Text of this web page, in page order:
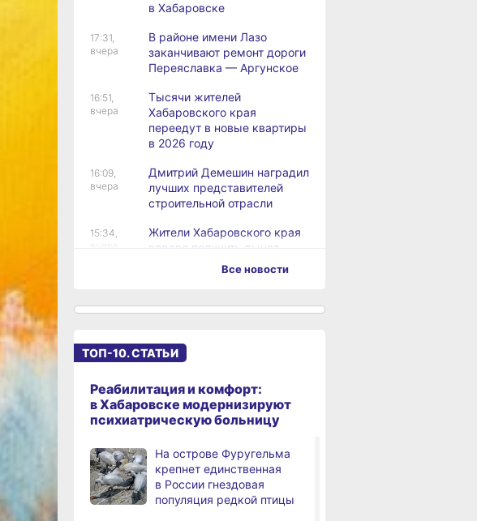
в Хабаровске
17:31,
вчера
В районе имени Лазо
заканчивают ремонт дороги
Переяславка — Аргунское
16:51,
вчера
Тысячи жителей
Хабаровского края
переедут в новые квартиры
в 2026 году
16:09,
вчера
Дмитрий Демешин наградил
лучших представителей
строительной отрасли
15:34,
Жители Хабаровского края
вправе получить вычет
за спортивные занятия
15:03,
В Хабаровске уровень
вчера
перевёл мошенникам
свыше миллиона рублей
13:04,
В Хабаровске суд
при техобслуживании
самолёта
12:37,
В Хабаровском крае
Все новости
ТОП-10. СТАТЬИ
Реабилитация и комфорт:
в Хабаровске модернизируют
психиатрическую больницу
На острове Фуругельма
крепнет единственная
в России гнездовая
популяция редкой птицы